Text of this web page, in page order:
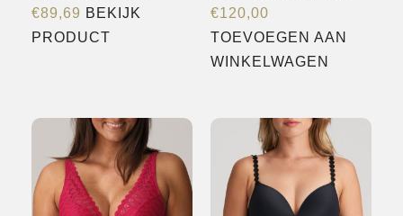
€89,69 BEKIJK
PRODUCT
variaties.
Deze
optie
kan
€120,00
TOEVOEGEN AAN
WINKELWAGEN